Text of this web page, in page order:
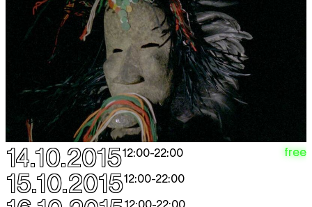
14.10.201512:00-22:00
15.10.201512:00-22:00
12:00-22:00
free